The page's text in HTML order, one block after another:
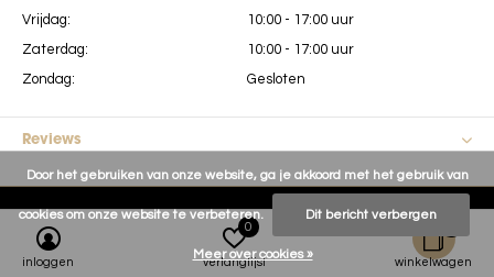
Vrijdag:
Zaterdag:
Zondag:
10:00 - 17:00 uur
10:00 - 17:00 uur
Gesloten
Reviews
inloggen verlanglijst
0
winkelwagen
Voortman Mode9,6/ 10 -181
Door het gebruiken van onze website, ga je akkoord met het gebruik van
cookies om onze website te verbeteren. Dit bericht verbergen
Meer over cookies »